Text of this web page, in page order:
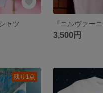
ャツ
3,500円
残り1点